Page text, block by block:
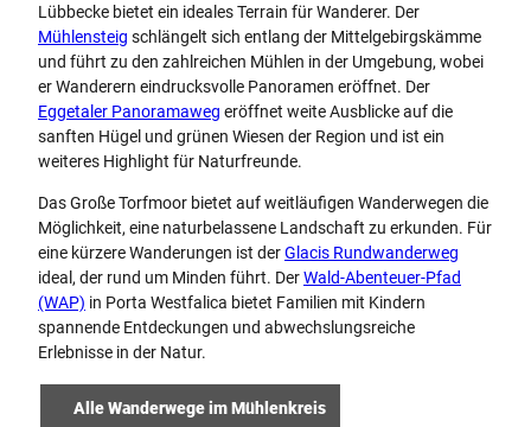
Lübbecke bietet ein ideales Terrain für Wanderer. Der
Mühlensteig schlängelt sich entlang der Mittelgebirgskämme
und führt zu den zahlreichen Mühlen in der Umgebung, wobei
er Wanderern eindrucksvolle Panoramen eröffnet. Der
Eggetaler Panoramaweg eröffnet weite Ausblicke auf die
sanften Hügel und grünen Wiesen der Region und ist ein
weiteres Highlight für Naturfreunde.
Das Große Torfmoor bietet auf weitläufigen Wanderwegen die
Möglichkeit, eine naturbelassene Landschaft zu erkunden. Für
eine kürzere Wanderungen ist derGlacis Rundwanderweg
ideal, der rund um Minden führt. DerWald-Abenteuer-Pfad
(WAP) in Porta Westfalica bietet Familien mit Kindern
spannende Entdeckungen und abwechslungsreiche
Erlebnisse in der Natur.
Alle Wanderwege im Mühlenkreis